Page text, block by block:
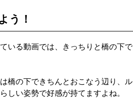
う！
いる動画では、きっちりと橋の下で
橋の下できちんとおこなう辺り、ル
しい姿勢で好感が持てますよね。